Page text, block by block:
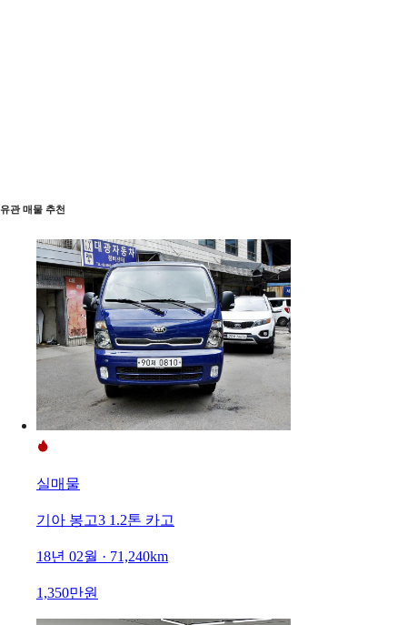
유관 매물 추천
실매물
기아 봉고3 1.2톤 카고
18년 02월 · 71,240km
1,350만원